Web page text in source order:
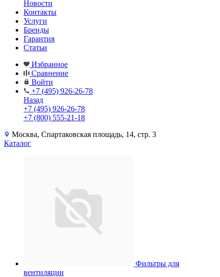
Новости
Контакты
Услуги
Бренды
Гарантия
Статьи
Избранное
Сравнение
Войти
+7 (495) 926-26-78
Назад
+7 (495) 926-26-78
+7 (800) 555-21-18
Москва, Спартаковская площадь, 14, стр. 3
Каталог
Фильтры для
вентиляции